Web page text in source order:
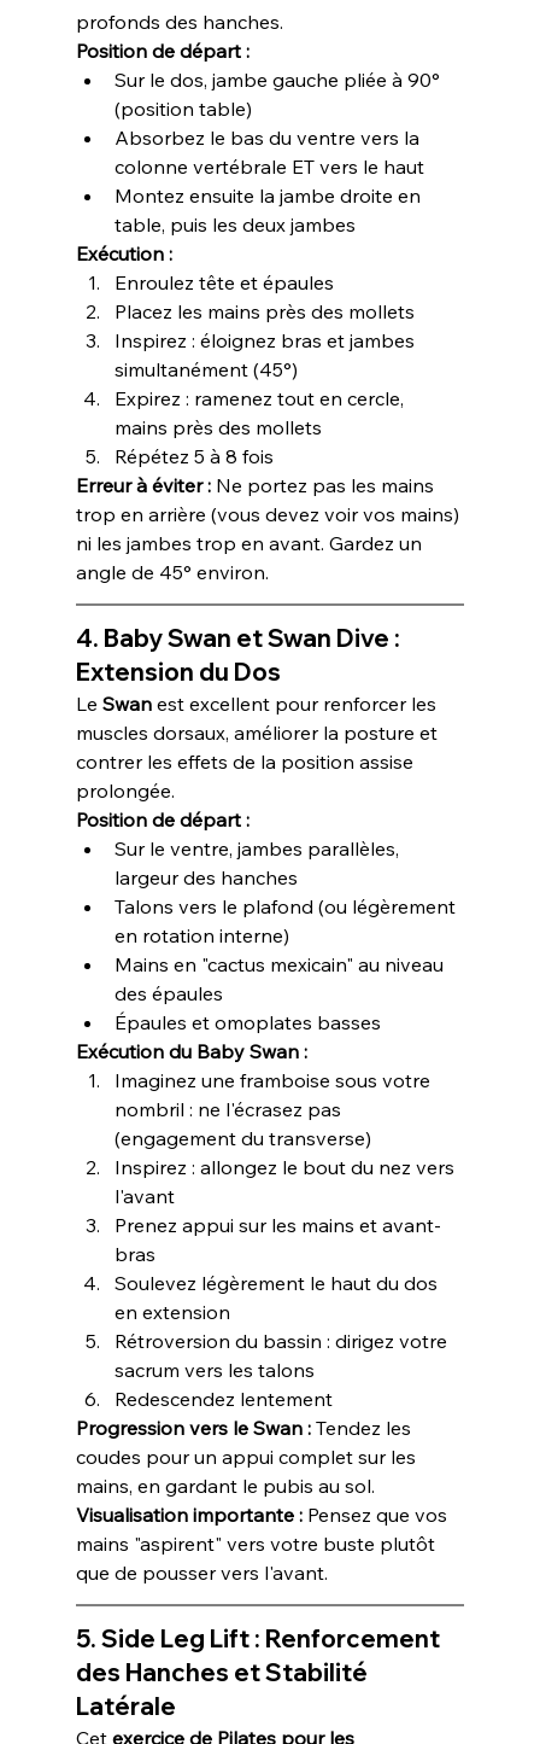
profonds des hanches.
Position de départ :
Sur le dos, jambe gauche pliée à 90°
(position table)
Absorbez le bas du ventre vers la
colonne vertébrale ET vers le haut
Montez ensuite la jambe droite en
table, puis les deux jambes
Exécution :
Enroulez tête et épaules
Placez les mains près des mollets
Inspirez : éloignez bras et jambes
simultanément (45°)
Expirez : ramenez tout en cercle,
mains près des mollets
Répétez 5 à 8 fois
Erreur à éviter : Ne portez pas les mains
trop en arrière (vous devez voir vos mains)
ni les jambes trop en avant. Gardez un
angle de 45° environ.
4. Baby Swan et Swan Dive :
Extension du Dos
Le Swan est excellent pour renforcer les
muscles dorsaux, améliorer la posture et
contrer les effets de la position assise
prolongée.
Position de départ :
Sur le ventre, jambes parallèles,
largeur des hanches
Talons vers le plafond (ou légèrement
en rotation interne)
Mains en "cactus mexicain" au niveau
des épaules
Épaules et omoplates basses
Exécution du Baby Swan :
Imaginez une framboise sous votre
nombril : ne l'écrasez pas
(engagement du transverse)
Inspirez : allongez le bout du nez vers
l'avant
Prenez appui sur les mains et avant-
bras
Soulevez légèrement le haut du dos
en extension
Rétroversion du bassin : dirigez votre
sacrum vers les talons
Redescendez lentement
Progression vers le Swan : Tendez les
coudes pour un appui complet sur les
mains, en gardant le pubis au sol.
Visualisation importante : Pensez que vos
mains "aspirent" vers votre buste plutôt
que de pousser vers l'avant.
5. Side Leg Lift : Renforcement
des Hanches et Stabilité
Latérale
Cet exercice de Pilates pour les